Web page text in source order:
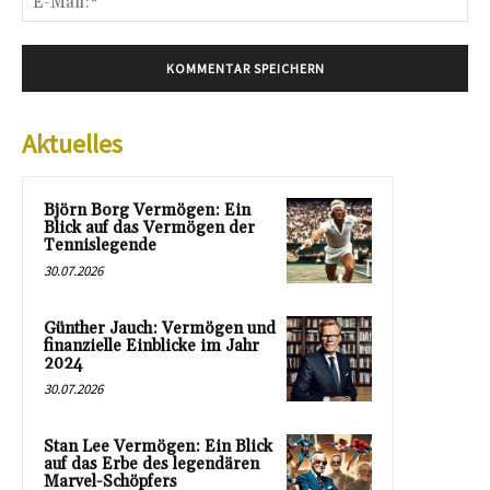
Aktuelles
Björn Borg Vermögen: Ein
Blick auf das Vermögen der
Tennislegende
30.07.2026
Günther Jauch: Vermögen und
finanzielle Einblicke im Jahr
2024
30.07.2026
Stan Lee Vermögen: Ein Blick
auf das Erbe des legendären
Marvel-Schöpfers